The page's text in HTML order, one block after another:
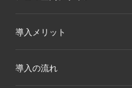
導入メリット
導入の流れ